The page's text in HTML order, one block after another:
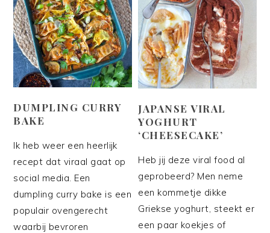
DUMPLING CURRY
BAKE
Ik heb weer een heerlijk
recept dat viraal gaat op
social media. Een
dumpling curry bake is een
populair ovengerecht
waarbij bevroren
JAPANSE VIRAL
YOGHURT
‘CHEESECAKE’
Heb jij deze viral food al
geprobeerd? Men neme
een kommetje dikke
Griekse yoghurt, steekt er
een paar koekjes of